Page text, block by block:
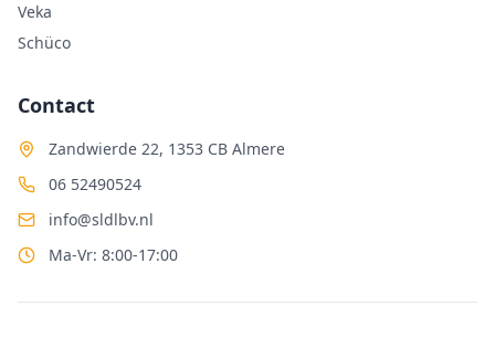
Veka
Schüco
Contact
Zandwierde 22, 1353 CB Almere
06 52490524
info@sldlbv.nl
Ma-Vr: 8:00-17:00